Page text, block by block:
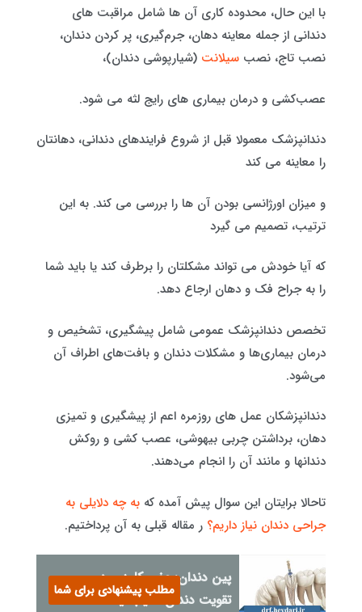
با این حال، محدوده کاری آن ها شامل مراقبت های
دندانی از جمله معاینه دهان، جرم‌گیری، پر کردن دندان،
نصب تاج، نصب سیلانت (شیارپوشی دندان)،
عصب‌کشی و درمان بیماری های رایج لثه می شود.
دندانپزشک معمولا قبل از شروع فرایندهای دندانی، دهانتان
را معاینه می کند
و میزان اورژانسی بودن آن ها را بررسی می کند. به این
ترتیب، تصمیم می گیرد
که آیا خودش می تواند مشکلتان را برطرف کند یا باید شما
را به جراح فک و دهان ارجاع دهد.
تخصص دندانپزشک عمومی شامل پیشگیری، تشخیص و
درمان بیماری‌ها و مشکلات دندان و بافت‌های اطراف آن
می‌شود.
دندانپزشکان عمل های روزمره اعم از پیشگیری و تمیزی
دهان، برداشتن چربی بیهوشی، عصب کشی و روکش
دندانها و مانند آن را انجام می‌دهند.
تاحالا برایتان این سوال پیش آمده که به چه دلایلی به
جراحی دندان نیاز داریم؟ ر مقاله قبلی به آن پرداختیم.
پین دندان: عضو کلیدی در
تقویت دندان آسیب‌دیده
مطلب پیشنهادی برای شما